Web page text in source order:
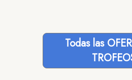
Todas las